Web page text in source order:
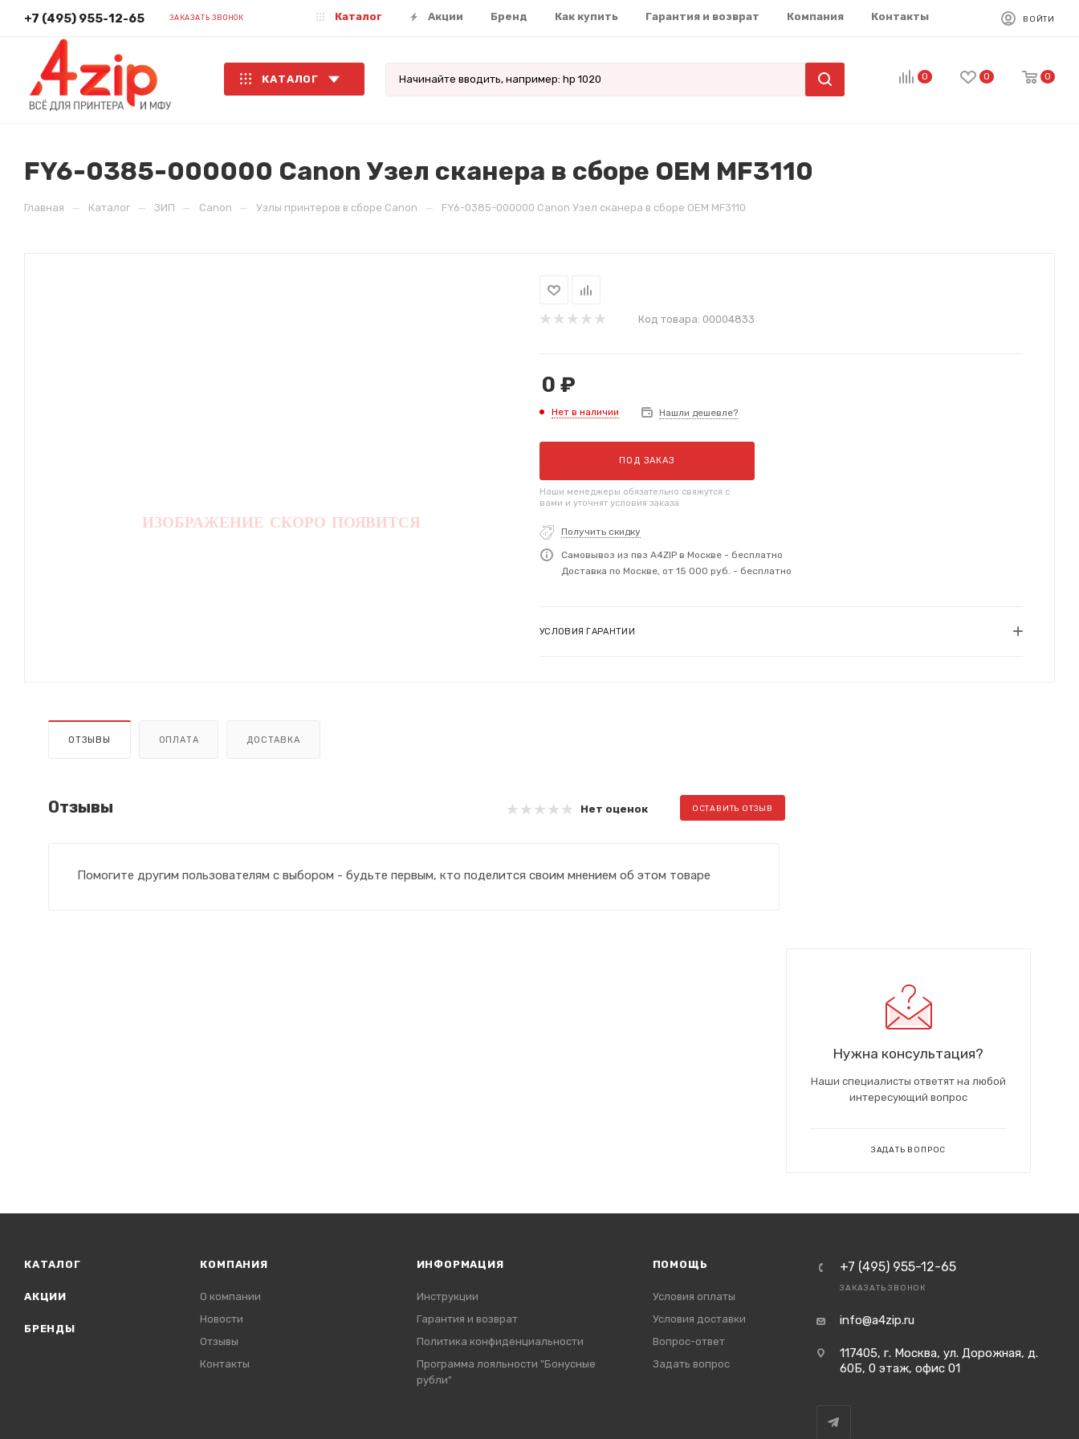
+7 (495) 955-12-65 ЗАКАЗАТЬ ЗВОНОК Каталог Акции Бренд Как купить Гарантия и возврат Компания Контакты ВОЙТИ
КАТАЛОГ 0 0 0
FY6-0385-000000 Canon Узел сканера в сборе OEM MF3110
Главная — Каталог — ЗИП — Canon — Узлы принтеров в сборе Canon — FY6-0385-000000 Canon Узел сканера в сборе OEM MF3110
Код товара: 00004833
0 ₽
Нет в наличии Нашли дешевле?
ПОД ЗАКАЗ
Наши менеджеры обязательно свяжутся с
вами и уточнят условия заказа
Получить скидку
Самовывоз из пвз A4ZIP в Москве - бесплатно
Доставка по Москве, от 15 000 руб. - бесплатно
УСЛОВИЯ ГАРАНТИИ
ОТЗЫВЫ ОПЛАТА ДОСТАВКА
Отзывы Нет оценок ОСТАВИТЬ ОТЗЫВ
Помогите другим пользователям с выбором - будьте первым, кто поделится своим мнением об этом товаре
Нужна консультация?
Наши специалисты ответят на любой
интересующий вопрос
ЗАДАТЬ ВОПРОС
КАТАЛОГ
АКЦИИ
БРЕНДЫ
КОМПАНИЯ
О компании
Новости
Отзывы
Контакты
ИНФОРМАЦИЯ
Инструкции
Гарантия и возврат
Политика конфиденциальности
Программа лояльности "Бонусные
рубли"
ПОМОЩЬ
Условия оплаты
Условия доставки
Вопрос-ответ
Задать вопрос
+7 (495) 955-12-65
ЗАКАЗАТЬ ЗВОНОК
info@a4zip.ru
117405, г. Москва, ул. Дорожная, д.
60Б, 0 этаж, офис 01